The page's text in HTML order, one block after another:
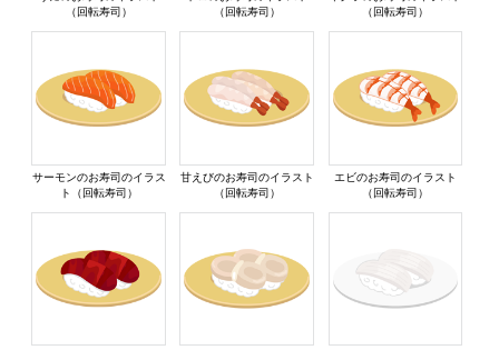
（回転寿司）
（回転寿司）
（回転寿司）
サーモンのお寿司のイラス
ト（回転寿司）
甘えびのお寿司のイラスト
（回転寿司）
エビのお寿司のイラスト
（回転寿司）